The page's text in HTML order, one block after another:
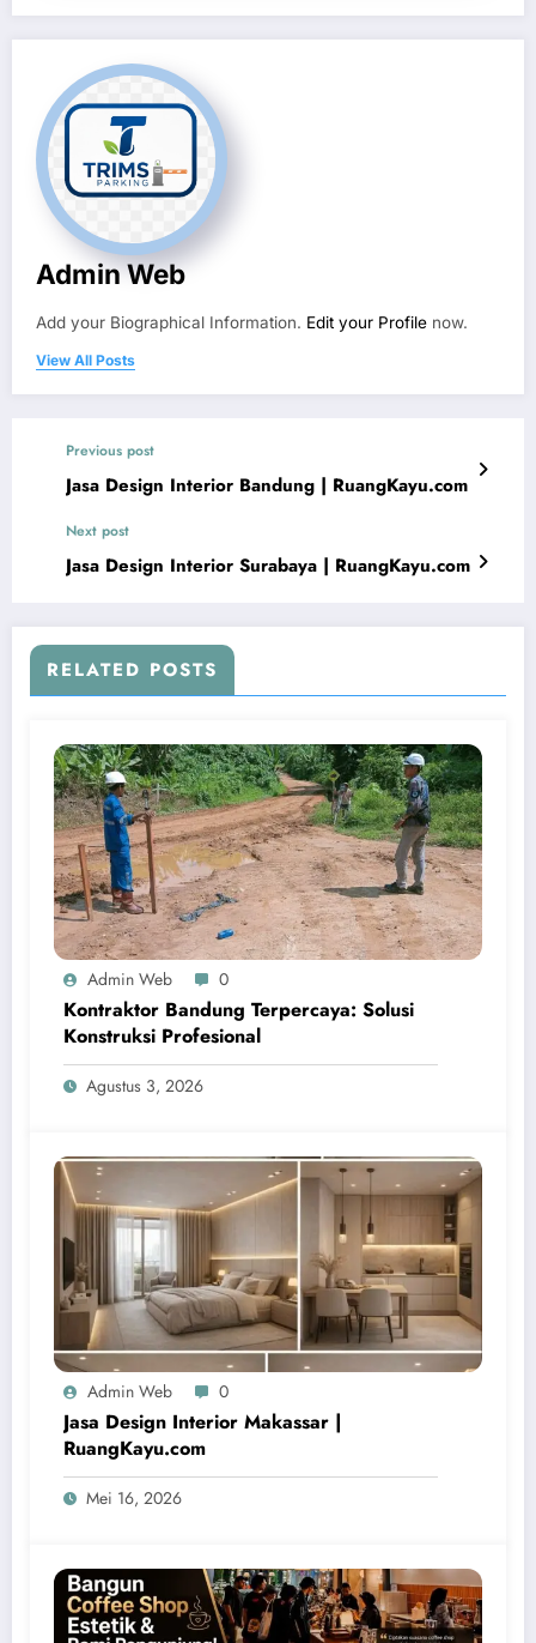
Admin Web
Add your Biographical Information. Edit your Profile now.
View All Posts
Previous post
Jasa Design Interior Bandung | RuangKayu.com
Next post
Jasa Design Interior Surabaya | RuangKayu.com
RELATED POSTS
Admin Web 0
Kontraktor Bandung Terpercaya: Solusi
Konstruksi Profesional
Agustus 3, 2026
Admin Web 0
Jasa Design Interior Makassar |
RuangKayu.com
Mei 16, 2026